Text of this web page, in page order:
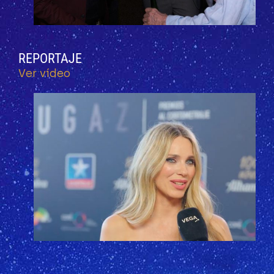
REPORTAJE
Ver vídeo